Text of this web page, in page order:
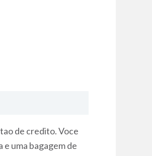
de credito. Voce
uma bagagem de